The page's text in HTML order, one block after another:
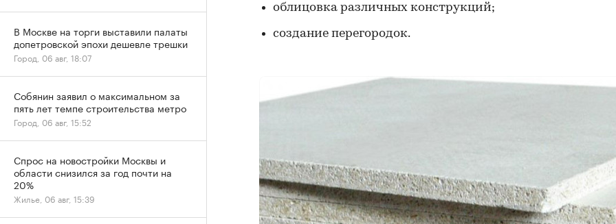
облицовка различных конструкций;
создание перегородок.
В Москве на торги выставили палаты
допетровской эпохи дешевле трешки
Город, 06 авг, 18:07
Собянин заявил о максимальном за
пять лет темпе строительства метро
Город, 06 авг, 15:52
Спрос на новостройки Москвы и
области снизился за год почти на
20%
Жилье, 06 авг, 15:39